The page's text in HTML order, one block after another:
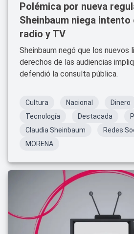
Polémica por nueva
Sheinbaum niega
radio y TV
Sheinbaum negó que los nuevos
derechos de las audiencias
defendió la consulta pública.
Cultura Nacional Dinero
Tecnología
Destacada
Claudia Sheinbaum
Redes
MORENA